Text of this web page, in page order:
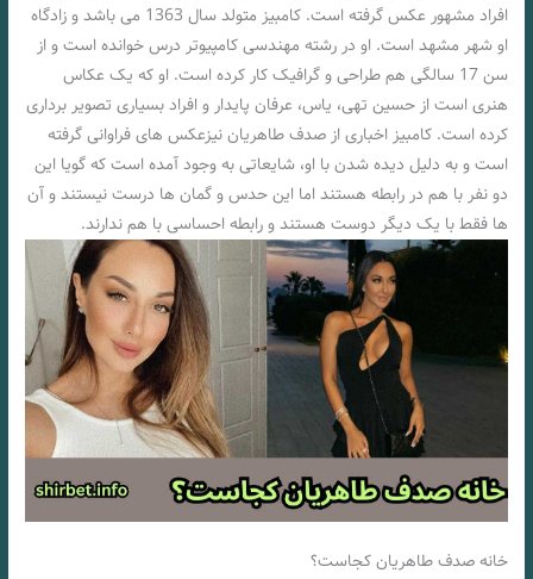
افراد مشهور عکس گرفته است. کامبیز متولد سال 1363 می باشد و زادگاه
او شهر مشهد است. او در رشته مهندسی کامپیوتر درس خوانده است و از
سن 17 سالگی هم طراحی و گرافیک کار کرده است. او که یک عکاس
هنری است از حسین تهی، یاس، عرفان پایدار و افراد بسیاری تصویر برداری
کرده است. کامبیز اخباری از صدف طاهریان نیزعکس های فراوانی گرفته
است و به دلیل دیده شدن با او، شایعاتی به وجود آمده است که گویا این
دو نفر با هم در رابطه هستند اما این حدس و گمان ها درست نیستند و آن
ها فقط با یک دیگر دوست هستند و رابطه احساسی با هم ندارند.
خانه صدف طاهریان کجاست؟